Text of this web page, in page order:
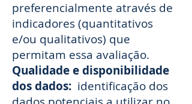
preferencialmente através de
indicadores (quantitativos
e/ou qualitativos) que
permitam essa avaliação.
Qualidade e disponibilidade
dos dados: identificação dos